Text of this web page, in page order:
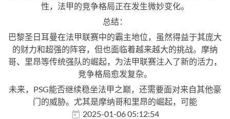
性，法甲的竞争格局正在发生微妙变化。
总结：
巴黎圣日耳曼在法甲联赛中的霸主地位，虽然得益于其庞大
的财力和超强的阵容，但也面临着越来越大的挑战。摩纳
哥、里昂等传统强队的崛起，为法甲联赛注入了新的活力，
竞争格局愈发复杂。
未来，PSG能否继续稳坐法甲之巅，还需要面对来自其他豪
门的威胁。尤其是摩纳哥和里昂的崛起，可能
2025-01-06 05:12:54